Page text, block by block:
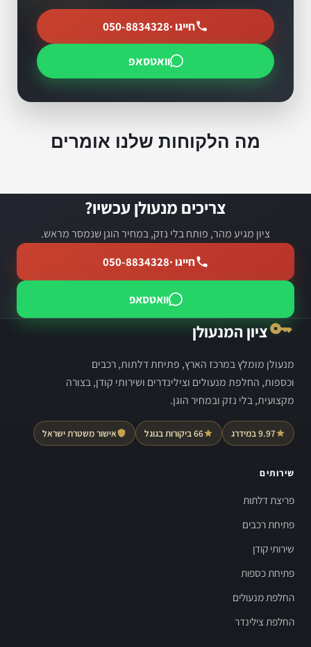
חייגו ·050-8834328
וואטסאפ
מה הלקוחות שלנו אומרים
צריכים מנעולן עכשיו?
ציון מגיע מהר, פותח בלי נזק, במחיר הוגן שנמסר מראש.
חייגו ·050-8834328
וואטסאפ
ציון המנעולן
מנעולן מומלץ במרכז הארץ, פתיחת דלתות, רכבים
וכספות, החלפת מנעולים וצילינדרים ושירותי קודן, בצורה
מקצועית, בלי נזק ובמחיר הוגן.
9.97 במידרג 66 ביקורות בגוגל אישור משטרת ישראל
שירותים
פריצת דלתות
פתיחת רכבים
שירותי קודן
פתיחת כספות
החלפת מנעולים
החלפת צילינדר